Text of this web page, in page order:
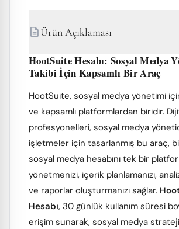
descriptionÜrün Açıklaması
HootSuite Hesabı: Sosyal Medya
Takibi İçin Kapsamlı Bir Araç
HootSuite, sosyal medya yönetimi
ve kapsamlı platformlardan biridir.
profesyonelleri, sosyal medya
işletmeler için tasarlanmış bu araç,
sosyal medya hesabını tek bir
yönetmenizi, içerik planlamanızı,
ve raporlar oluşturmanızı sağlar.
Hesabı, 30 günlük kullanım süresi
erişim sunarak, sosyal medya